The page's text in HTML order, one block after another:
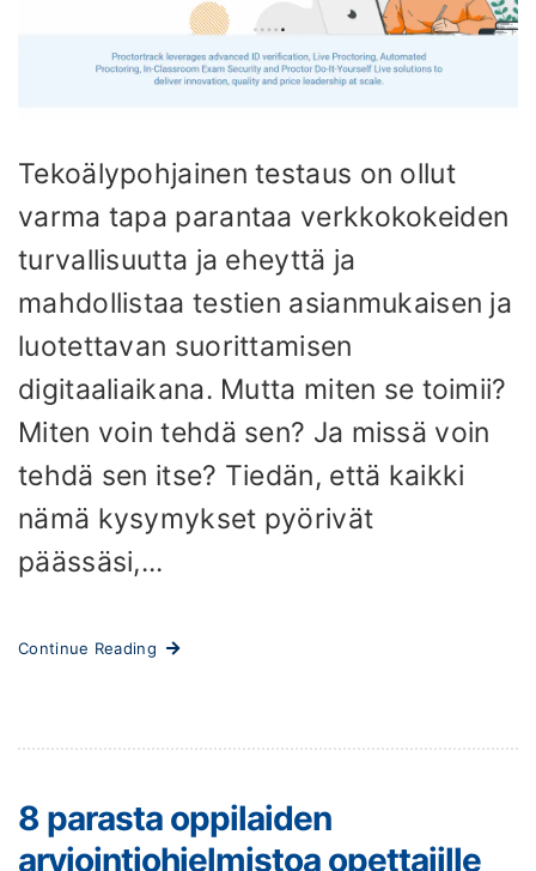
Tekoälypohjainen testaus on ollut
varma tapa parantaa verkkokokeiden
turvallisuutta ja eheyttä ja
mahdollistaa testien asianmukaisen ja
luotettavan suorittamisen
digitaaliaikana. Mutta miten se toimii?
Miten voin tehdä sen? Ja missä voin
tehdä sen itse? Tiedän, että kaikki
nämä kysymykset pyörivät
päässäsi,...
Continue Reading
8 parasta oppilaiden
arviointiohjelmistoa opettajille